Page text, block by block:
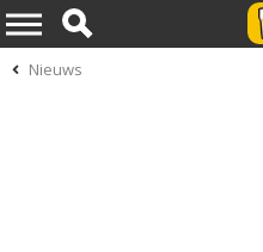
Nieuws